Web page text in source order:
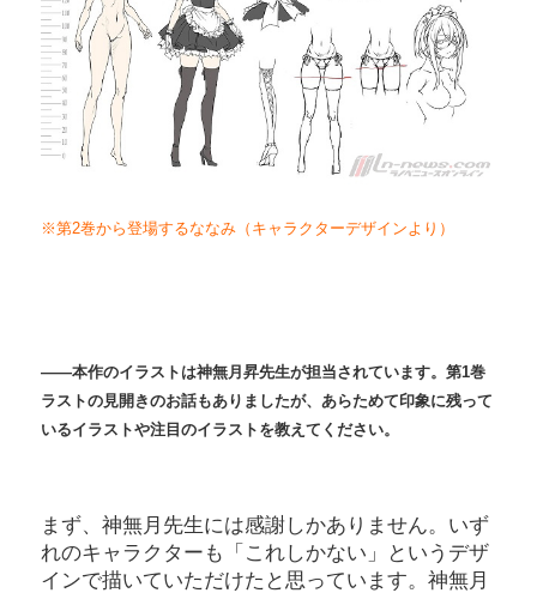
※第2巻から登場するななみ（キャラクターデザインより）
――本作のイラストは神無月昇先生が担当されています。第1巻
ラストの見開きのお話もありましたが、あらためて印象に残って
いるイラストや注目のイラストを教えてください。
まず、神無月先生には感謝しかありません。いず
れのキャラクターも「これしかない」というデザ
インで描いていただけたと思っています。神無月